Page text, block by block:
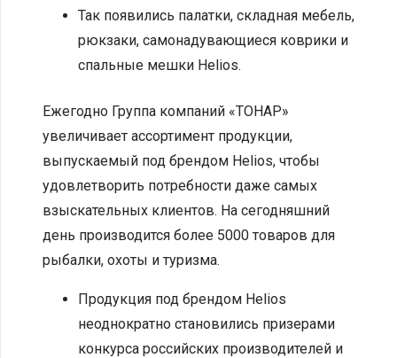
Так появились палатки, складная мебель,
рюкзаки, самонадувающиеся коврики и
спальные мешки Helios.
Ежегодно Группа компаний «ТОНАР»
увеличивает ассортимент продукции,
выпускаемый под брендом Helios, чтобы
удовлетворить потребности даже самых
взыскательных клиентов. На сегодняшний
день производится более 5000 товаров для
рыбалки, охоты и туризма.
Продукция под брендом Helios
неоднократно становились призерами
конкурса российских производителей и